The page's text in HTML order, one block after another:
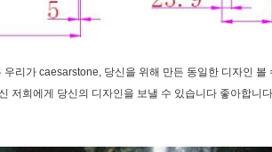
리가 caesarstone, 당신을 위해 만든 동일한 디자인 볼
저희에게 당신의 디자인을 보낼 수 있습니다 좋아합니